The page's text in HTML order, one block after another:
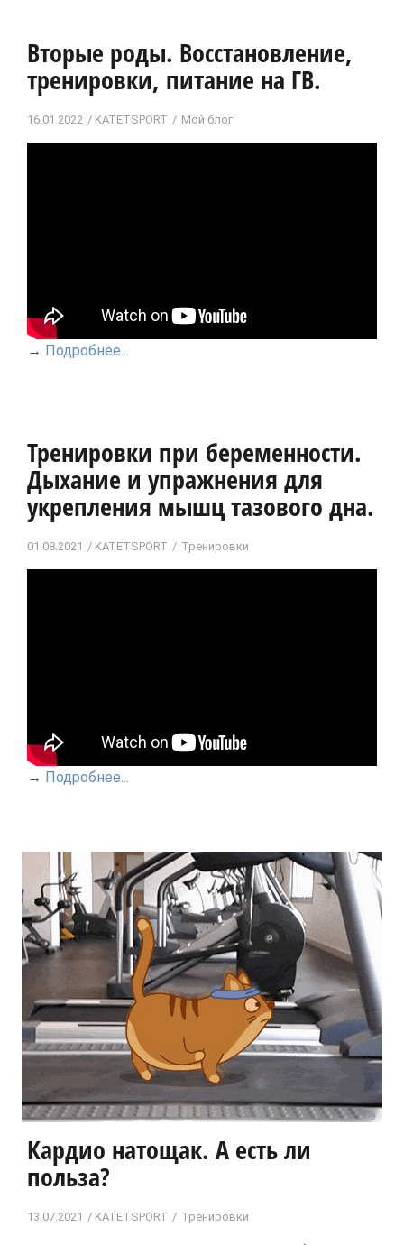
Вторые роды. Восстановление,
тренировки, питание на ГВ.
16.01.2022 KATETSPORT Мой блог
→ Подробнее...
Тренировки при беременности.
Дыхание и упражнения для
укрепления мышц тазового дна.
01.08.2021 KATETSPORT Тренировки
→ Подробнее...
Кардио натощак. А есть ли
польза?
13.07.2021 KATETSPORT Тренировки